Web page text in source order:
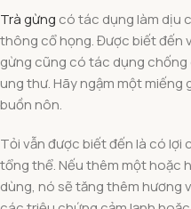
Trà gừng có tác dụng làm dịu
thông cổ họng. Được biết đến
gừng cũng có tác dụng
ung thư. Hãy ngậm một
buồn nôn.
Tỏi vẫn được biết đến là có
tổng thể. Nếu thêm một hoặc
dùng, nó sẽ tăng thêm hương